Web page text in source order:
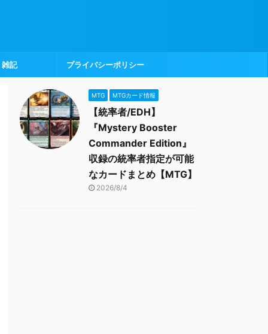
雑記 プライバシーポリシー
MTG MTGカード情報
【統率者/EDH】
『Mystery Booster
Commander Edition』
収録の統率者指定が可能
なカードまとめ【MTG】
2026/8/4